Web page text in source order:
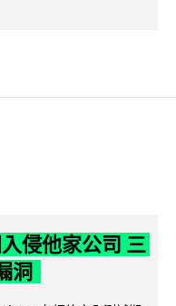
侵他家公司 三
洞